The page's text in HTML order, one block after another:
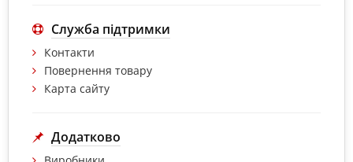
Служба підтримки
Контакти
Повернення товару
Карта сайту
Додатково